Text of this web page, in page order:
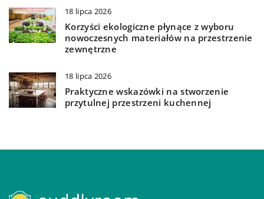
18 lipca 2026
Korzyści ekologiczne płynące z wyboru
nowoczesnych materiałów na przestrzenie
zewnętrzne
18 lipca 2026
Praktyczne wskazówki na stworzenie
przytulnej przestrzeni kuchennej